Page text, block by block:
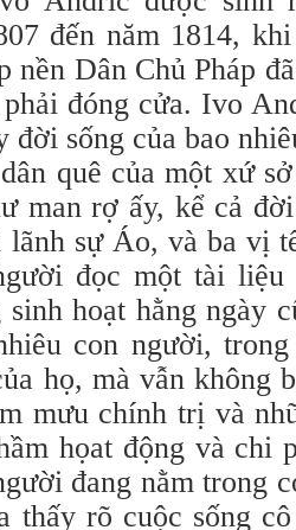
đến năm 1814,
nền Dân Chủ Pháp
đóng cửa. Ivo
đời sống của bao
quê của một xứ
man rợ ấy, kể cả
lãnh sự Áo, và ba vị
đọc một tài
sinh hoạt hằng ngày
con người,
họ, mà vẫn không
mưu chính trị và
họat động và chi
đang nằm trong
thấy rõ cuộc sống